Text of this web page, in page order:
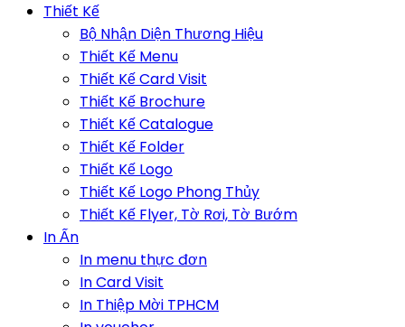
Thiết Kế
Bộ Nhận Diện Thương Hiệu
Thiết Kế Menu
Thiết Kế Card Visit
Thiết Kế Brochure
Thiết Kế Catalogue
Thiết Kế Folder
Thiết Kế Logo
Thiết Kế Logo Phong Thủy
Thiết Kế Flyer, Tờ Rơi, Tờ Bướm
In Ấn
In menu thực đơn
In Card Visit
In Thiệp Mời TPHCM